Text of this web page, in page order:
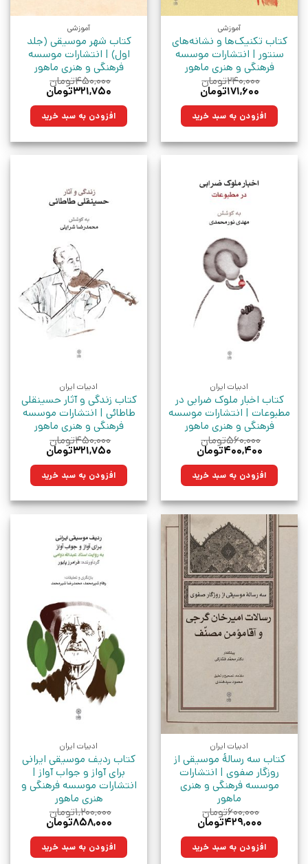
آموزشی
کتاب تکنیک‌ها و نشانه‌های
سنتور | انتشارات موسسه
فرهنگی و هنری ماهور
۲۴۰,۰۰۰تومان
قیمت
۲۴۰,۰۰۰تومان
بود.
۱۷۱,۶۰۰تومان
۱۷۱,۶۰۰تومان.افزودن به سبد خرید
آموزشی
کتاب شهر موسیقی (جلد
اول) | انتشارات موسسه
فرهنگی و هنری ماهور
۴۵۰,۰۰۰تومان
قیمت
۴۵۰,۰۰۰تومان
بود.
۳۲۱,۷۵۰تومان
۳۲۱,۷۵۰تومان.افزودن به سبد خرید
ادبیات ایران
کتاب اخبار ملوک ضرابی در
مطبوعات | انتشارات موسسه
فرهنگی و هنری ماهور
۵۶۰,۰۰۰تومان
قیمت
۵۶۰,۰۰۰تومان
بود.
۴۰۰,۴۰۰تومان
۴۰۰,۴۰۰تومان.افزودن به سبد خرید
ادبیات ایران
کتاب زندگی و آثار حسینقلی
طاطائی | انتشارات موسسه
فرهنگی و هنری ماهور
۴۵۰,۰۰۰تومان
قیمت
۴۵۰,۰۰۰تومان
بود.
۳۲۱,۷۵۰تومان
۳۲۱,۷۵۰تومان.افزودن به سبد خرید
ادبیات ایران
کتاب سه رسالۀ موسیقی از
روزگار صفوی | انتشارات
موسسه فرهنگی و هنری
ماهور
۶۰۰,۰۰۰تومان
قیمت
۶۰۰,۰۰۰تومان
بود.
۴۲۹,۰۰۰تومان
۴۲۹,۰۰۰تومان.افزودن به سبد خرید
ادبیات ایران
کتاب ردیف موسیقی ایرانی
برای آواز و جواب آواز |
انتشارات موسسه فرهنگی و
هنری ماهور
۱,۲۰۰,۰۰۰تومان
قیمت
۱,۲۰۰,۰۰۰تومان
بود.
۸۵۸,۰۰۰تومان
۸۵۸,۰۰۰تومان.افزودن به سبد خرید